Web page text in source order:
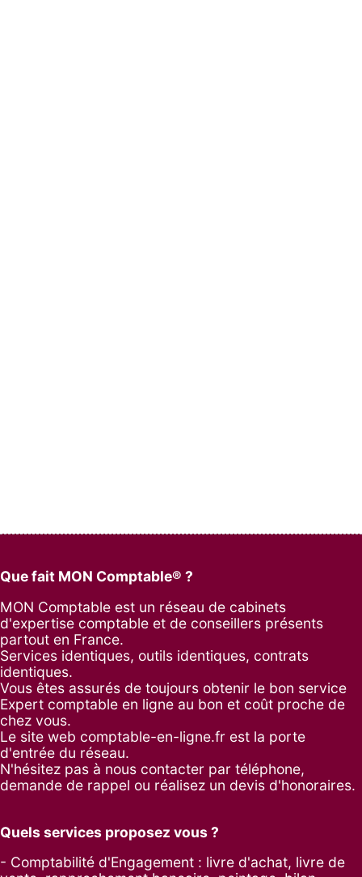
Que fait MON Comptable® ?
MON Comptable est un réseau de cabinets
d'expertise comptable et de conseillers présents
partout en France.
Services identiques, outils identiques, contrats
identiques.
Vous êtes assurés de toujours obtenir le bon service
Expert comptable en ligne au bon et coût proche de
chez vous.
Le site web comptable-en-ligne.fr est la porte
d'entrée du réseau.
N'hésitez pas à nous contacter par téléphone,
demande de rappel ou réalisez un devis d'honoraires.
Quels services proposez vous ?
- Comptabilité d'Engagement : livre d'achat, livre de